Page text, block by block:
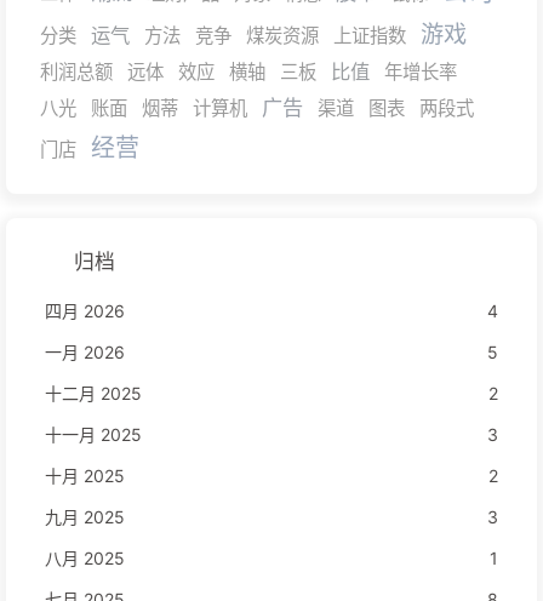
分类 运气 方法 竞争 煤炭资源 上证指数 游戏
利润总额 远体 效应 横轴 三板 比值
年增长率
八光
账面 烟蒂 计算机 广告 渠道 图表
两段式
门店
经营
归档
四月 2026
4
一月 2026
5
十二月 2025
2
十一月 2025
3
十月 2025
2
九月 2025
3
八月 2025
1